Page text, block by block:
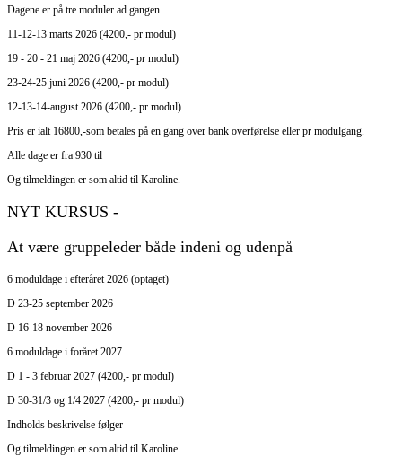
Dagene er på tre moduler ad gangen.
11-12-13 marts 2026 (4200,- pr modul)
19 - 20 - 21 maj 2026 (4200,- pr modul)
23-24-25 juni 2026 (4200,- pr modul)
12-13-14-august 2026 (4200,- pr modul)
Pris er ialt 16800,-som betales på en gang over bank overførelse eller pr modulgang.
Alle dage er fra 930 til
Og tilmeldingen er som altid til Karoline.
NYT KURSUS -
At være gruppeleder både indeni og udenpå
6 moduldage i efteråret 2026 (optaget)
D 23-25 september 2026
D 16-18 november 2026
6 moduldage i foråret 2027
D 1 - 3 februar 2027 (4200,- pr modul)
D 30-31/3 og 1/4 2027 (4200,- pr modul)
Indholds beskrivelse følger
Og tilmeldingen er som altid til Karoline.